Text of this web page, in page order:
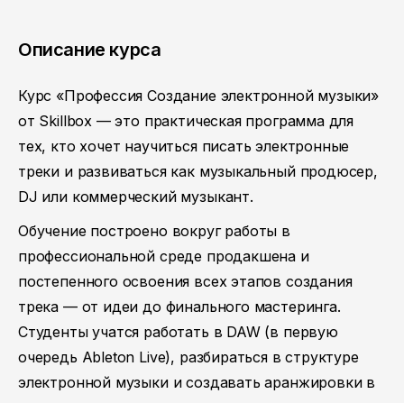
Описание курса
Курс «Профессия Создание электронной музыки»
от Skillbox — это практическая программа для
тех, кто хочет научиться писать электронные
треки и развиваться как музыкальный продюсер,
DJ или коммерческий музыкант.
Обучение построено вокруг работы в
профессиональной среде продакшена и
постепенного освоения всех этапов создания
трека — от идеи до финального мастеринга.
Студенты учатся работать в DAW (в первую
очередь Ableton Live), разбираться в структуре
электронной музыки и создавать аранжировки в